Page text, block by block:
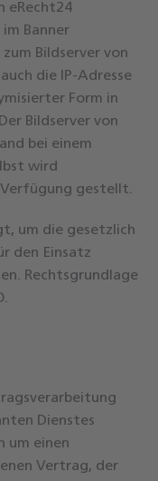
eRecht24
Banner
Bildserver von
die IP-Adresse
Form in
Bildserver von
bei einem
wird
Verfügung gestellt.
um die gesetzlich
den Einsatz
Rechtsgrundlage
Dienstes
um einen
Vertrag, der